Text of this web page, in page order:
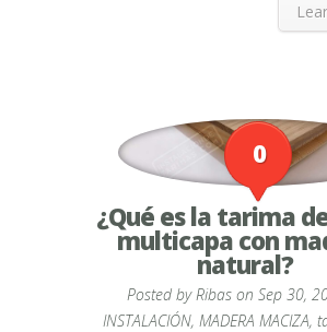
0
¿Qué es la tarima
multicapa con
natural?
Posted byRibas on Sep 30,
INSTALACIÓN, MADERA MACIZA,